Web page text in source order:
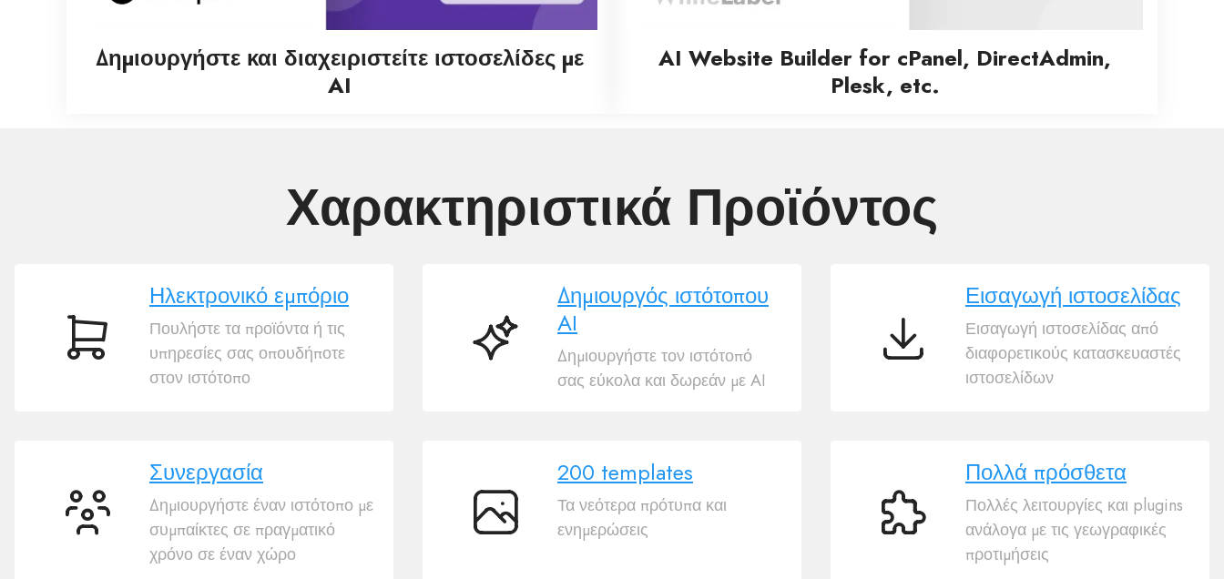
Δημιουργήστε και διαχειριστείτε ιστοσελίδες με
AI
AI Website Builder for cPanel, DirectAdmin,
Plesk, etc.
Χαρακτηριστικά Προϊόντος
Ηλεκτρονικό
Ηλεκτρονικό εμπόριο
Πουλήστε τα προϊόντα ή τις
υπηρεσίες σας οπουδήποτε
στον ιστότοπο
Δημιουργός
ιστότοπου
Δημιουργός ιστότοπου
AI
Δημιουργήστε τον ιστότοπό
σας εύκολα και δωρεάν με AI
Εισαγωγή
ιστοσελίδας
Εισαγωγή ιστοσελίδας
Εισαγωγή ιστοσελίδας από
διαφορετικούς κατασκευαστές
ιστοσελίδων
Συνεργασία
Συνεργασία
Δημιουργήστε έναν ιστότοπο με
συμπαίκτες σε πραγματικό
χρόνο σε έναν χώρο
200
200 templates
Τα νεότερα πρότυπα και
ενημερώσεις
Πολλά
πρόσθετα
Πολλά πρόσθετα
Πολλές λειτουργίες και plugins
ανάλογα με τις γεωγραφικές
προτιμήσεις